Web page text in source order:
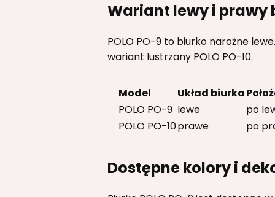
Wariant lewy i prawy
POLO PO-9 to biurko narożne
wariant lustrzany POLO PO-10.
Model Układ biurka
POLO PO-9 lewe
po
POLO PO-10prawe po
Dostępne kolory i